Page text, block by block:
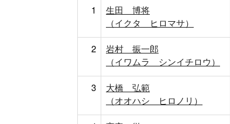
1
生田 博将
（イクタ ヒロマサ）
2
岩村 振一郎
（イワムラ シンイチロウ）
3
大橋 弘範
（オオハシ ヒロノリ）